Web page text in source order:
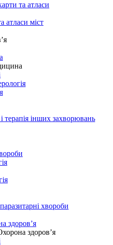
та атласи
атласи міст
терапія інших захворювань
хвороби
здоров’я
здоров’я